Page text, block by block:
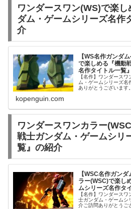
ワンダースワン(WS)で楽
ダム・ゲームシリーズ名作
介
【WS名作ガンダ
で楽しめる『機動
名作タイトル一覧
【名作】ワンダース
ム・ゲームシリーズ名
ありがとうございます
kopenguin.com
ワンダースワンカラー
戦士ガンダム・ゲームシリ
覧』の紹介
【WSC名作ガン
ラー(WSC)で楽し
ムシリーズ名作タ
【名作】ワンダース
士ガンダム・ゲームシ
介ご訪問ありがとうご